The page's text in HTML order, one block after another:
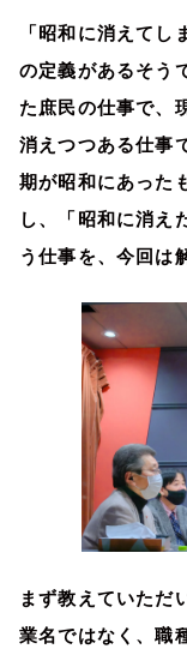
「昭和に消えて
の定義があるそう
た庶民の仕事で、
消えつつある仕事
期が昭和にあった
し、「昭和に消え
う仕事を、今回は
まず教えていただ
業名ではなく、職